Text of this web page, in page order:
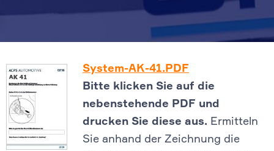
System-AK-41.PDF
Bitte klicken Sie auf die
nebenstehende PDF und
drucken Sie diese aus. Ermitteln
Sie anhand der Zeichnung die